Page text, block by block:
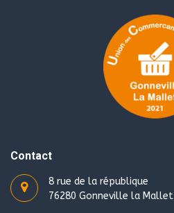
Contact
8 rue de la république
76280 Gonneville la Mallet